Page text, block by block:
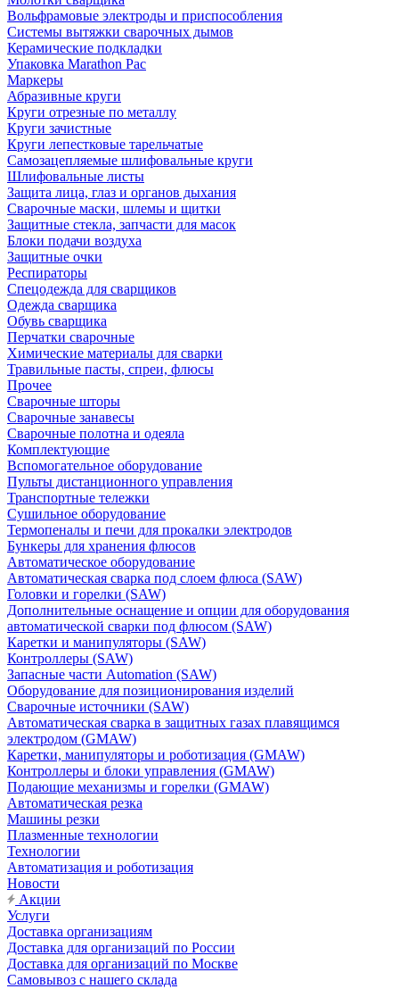
Вольфрамовые электроды и приспособления
Системы вытяжки сварочных дымов
Керамические подкладки
Упаковка Marathon Pac
Маркеры
Абразивные круги
Круги отрезные по металлу
Круги зачистные
Круги лепестковые тарельчатые
Самозацепляемые шлифовальные круги
Шлифовальные листы
Защита лица, глаз и органов дыхания
Сварочные маски, шлемы и щитки
Защитные стекла, запчасти для масок
Блоки подачи воздуха
Защитные очки
Респираторы
Спецодежда для сварщиков
Одежда сварщика
Обувь сварщика
Перчатки сварочные
Химические материалы для сварки
Травильные пасты, спреи, флюсы
Прочее
Сварочные шторы
Сварочные занавесы
Сварочные полотна и одеяла
Комплектующие
Вспомогательное оборудование
Пульты дистанционного управления
Транспортные тележки
Сушильное оборудование
Термопеналы и печи для прокалки электродов
Бункеры для хранения флюсов
Автоматическое оборудование
Автоматическая сварка под слоем флюса (SAW)
Головки и горелки (SAW)
Дополнительные оснащение и опции для оборудования
автоматической сварки под флюсом (SAW)
Каретки и манипуляторы (SAW)
Контроллеры (SAW)
Запасные части Automation (SAW)
Оборудование для позиционирования изделий
Сварочные источники (SAW)
Автоматическая сварка в защитных газах плавящимся
электродом (GMAW)
Каретки, манипуляторы и роботизация (GMAW)
Контроллеры и блоки управления (GMAW)
Подающие механизмы и горелки (GMAW)
Автоматическая резка
Машины резки
Плазменные технологии
Технологии
Автоматизация и роботизация
Новости
Акции
Услуги
Доставка организациям
Доставка для организаций по России
Доставка для организаций по Москве
Самовывоз с нашего склада